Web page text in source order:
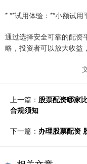
* **试用体验：**小额试用
通过选择安全可靠的配资
略，投资者可以放大收益
上一篇： 股票配资哪家
合规须知
下一篇： 办理股票配资